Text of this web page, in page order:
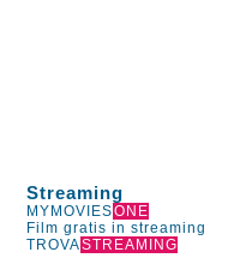
Streaming
MYMOVIESONE
Film gratis in streaming
TROVASTREAMING